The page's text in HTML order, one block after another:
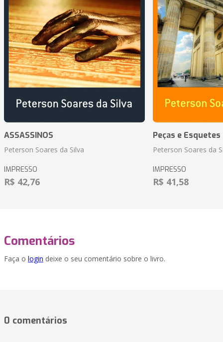
ASSASSINOS
Peterson Soares da Silva
IMPRESSO
R$ 42,76
Peças e
Peterson Soares da
IMPRESSO
R$ 41,58
Comentários
Faça o login deixe o seu comentário sobre o livro.
0 comentários